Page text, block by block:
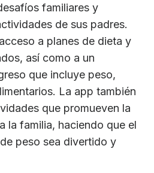
familiares y
de sus padres.
a planes de dieta y
así como a un
que incluye peso,
La app también
que promueven la
la familia, haciendo que el
peso sea divertido y